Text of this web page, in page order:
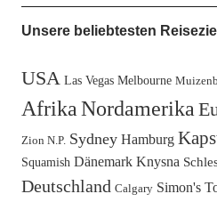
Unsere beliebtesten
USA Las Vegas Melbourne
Afrika Nordamerika
Zion N.P. Sydney Hamburg
Squamish Dänemark Knysna
Deutschland Calgary Simon's